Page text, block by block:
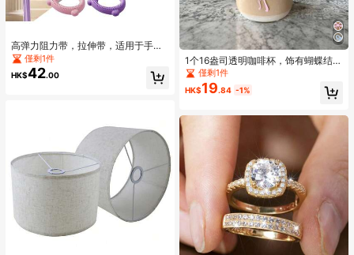
高弹力阻力带，拉伸带，适用于手
臂、肩膀、背部、腿部拉伸，上半身
锻炼器材，便携式家用/办公弹力绳，
适用于瑜伽、普拉提、健身拉伸，8字
僅剩1件
HK$42.00
1个16盎司透明咖啡杯，饰有蝴蝶结图
案，配有竹制杯盖和吸管，大容量户
外旅行便携饮料/果汁杯，适合夏季和
冬季使用，生日/节日派对礼物，圣诞
可爱单品，伴娘礼物，玻璃杯，玻璃
罐，美观，女士礼物
僅剩1件
HK$19.84 -1%